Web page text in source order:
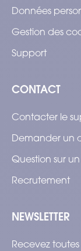
Données
Gestion des
Support
CONTACT
Contacter le
Demander un
Question sur
Recrutement
NEWSLETTER
Recevez